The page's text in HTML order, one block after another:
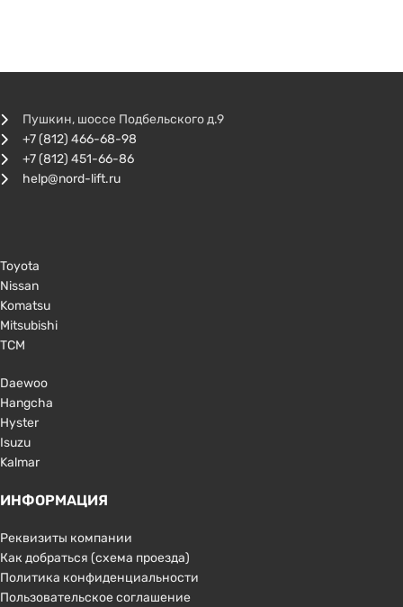
Пушкин, шоссе Подбельского д.9
+7 (812) 466-68-98
+7 (812) 451-66-86
help@nord-lift.ru
Toyota
Nissan
Komatsu
Mitsubishi
TCM
Daewoo
Hangcha
Hyster
Isuzu
Kalmar
ИНФОРМАЦИЯ
Реквизиты компании
Как добраться (схема проезда)
Политика конфиденциальности
Пользовательское соглашение